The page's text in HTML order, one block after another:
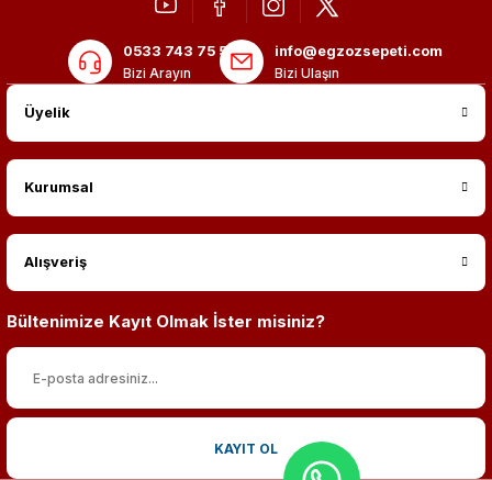
0533 743 75 56
Bizi Arayın
info@egzozsepeti.com
Bizi Ulaşın
Üyelik
Kurumsal
Alışveriş
Bültenimize Kayıt Olmak İster misiniz?
KAYIT OL